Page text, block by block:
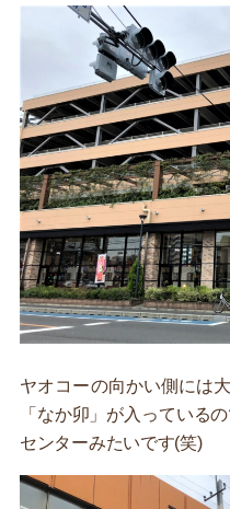
ヤオコーの向かい側には
「なか卯」が入っている
センターみたいです(笑)